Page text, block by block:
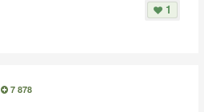
1
7 878